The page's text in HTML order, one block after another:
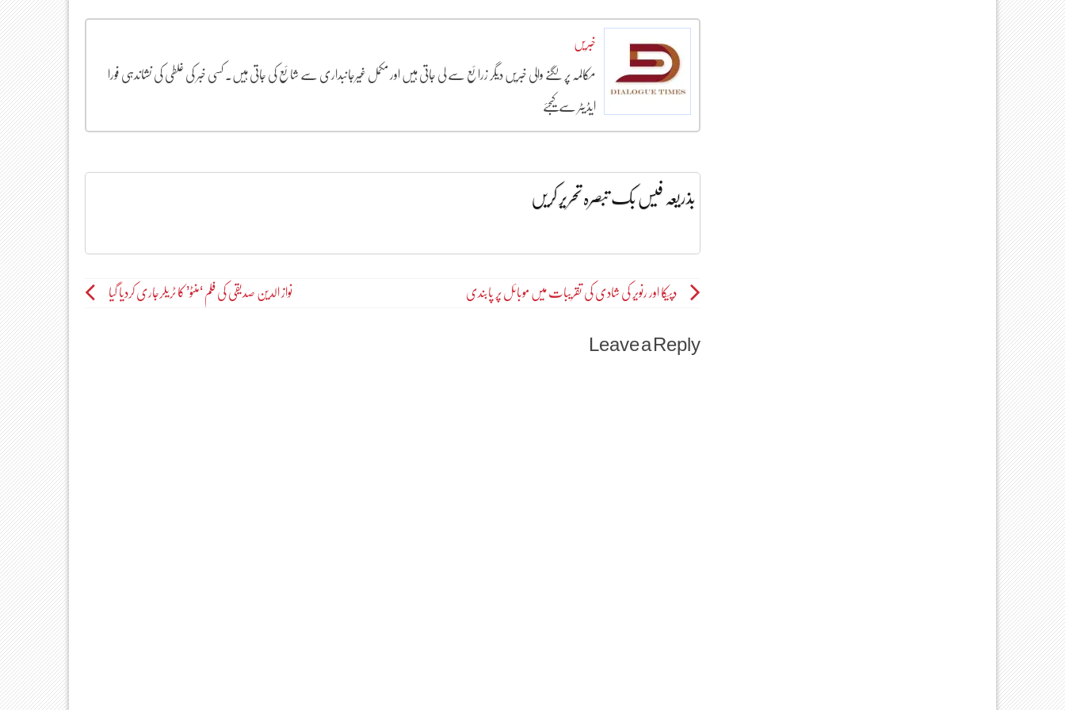
خبریں
مکالمہ پر لگنے والی خبریں دیگر زرائع سے لی جاتی ہیں اور مکمل غیرجانبداری سے شائع کی جاتی ہیں۔ کسی خبر کی غلطی کی نشاندہی فورا
ایڈیٹر سے کیجئے
بذریعہ فیس بک تبصرہ تحریر کریں
Postدپیکا اور رنویر کی شادی کی تقریبات میں موبائل پر پابندی نواز الدین صدیقی کی فلم ‘منٹو’ کا ٹریلرجاری کردیا گیا
Leave a Reply